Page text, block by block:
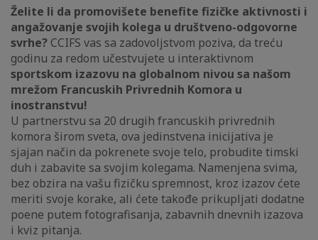
Želite li da promovišete benefite fizičke aktivnosti i
angažovanje svojih kolega u društveno-odgovorne
svrhe? CCIFS vas sa zadovoljstvom poziva, da treću
godinu za redom učestvujete u interaktivnom
sportskom izazovu na globalnom nivou sa našom
mrežom Francuskih Privrednih Komora u
inostranstvu!
U partnerstvu sa 20 drugih francuskih privrednih
komora širom sveta, ova jedinstvena inicijativa je
sjajan način da pokrenete svoje telo, probudite timski
duh i zabavite sa svojim kolegama. Namenjena svima,
bez obzira na vašu fizičku spremnost, kroz izazov ćete
meriti svoje korake, ali ćete takođe prikupljati dodatne
poene putem fotografisanja, zabavnih dnevnih izazova
i kviz pitanja.